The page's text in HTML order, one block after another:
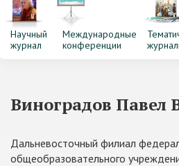
Научный
журнал
Международные
конференции
Виноградов Павел
Дальневосточный филиал
общеобразовательного